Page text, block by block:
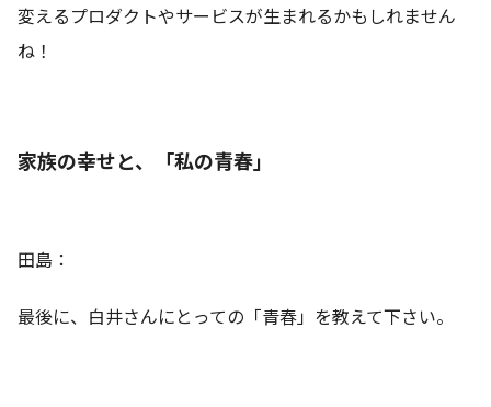
変えるプロダクトやサービスが生まれるかもしれません
ね！
家族の幸せと、「私の青春」
田島：
最後に、白井さんにとっての「青春」を教えて下さい。